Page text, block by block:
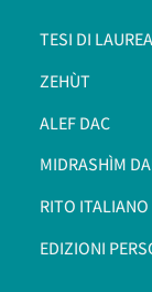
TESI DI LAUREA
ZEHÙT
ALEF DAC
MIDRASHÌM
RITO
EDIZIONI